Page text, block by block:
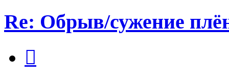
Re: Обрыв/сужение